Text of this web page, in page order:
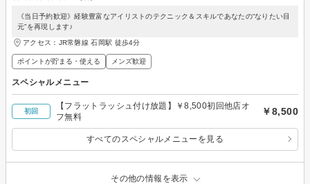
《当日予約歓迎》経験豊富なアイリストのテクニック＆スキルであなたの“なりたい目
元”を再現します♪
アクセス：JR常磐線 石岡駅 徒歩4分
ポイントが貯まる・使える メンズ歓迎
スペシャルメニュー
初回
【フラットラッシュ付け放題】￥8,500初回他店オ
フ無料
￥8,500
すべてのスペシャルメニューを見る
その他の情報を表示